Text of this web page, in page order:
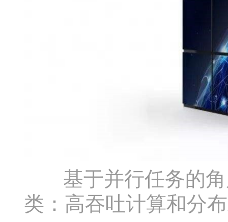
基于并行任务的角
类：高吞吐计算和分